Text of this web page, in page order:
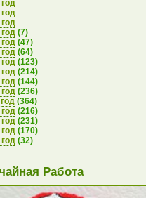
(7)
(47)
(64)
(123)
(214)
(144)
(236)
(364)
(216)
(231)
(170)
(32)
Работа